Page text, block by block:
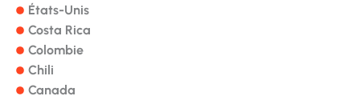
États-Unis
Costa Rica
Colombie
Chili
Canada